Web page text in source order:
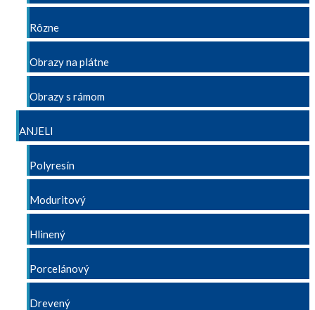
Rôzne
Obrazy na plátne
Obrazy s rámom
ANJELI
Polyresín
Moduritový
Hlinený
Porcelánový
Drevený